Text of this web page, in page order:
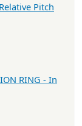
Pitch
RING - In